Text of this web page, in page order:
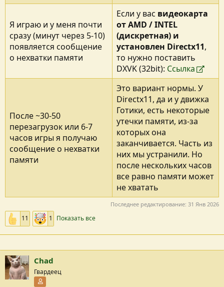
Я играю и у меня почти
сразу (минут через 5-10)
появляется сообщение
о нехватки памяти
Если у вас видеокарта
от AMD / INTEL
(дискретная) и
установлен Directx11,
то нужно поставить
DXVK (32bit): Ссылка
После ~30-50
перезагрузок или 6-7
часов игры я получаю
сообщение о нехватки
памяти
Это вариант нормы. У
Directx11, да и у движка
Готики, есть некоторые
утечки памяти, из-за
которых она
заканчивается. Часть из
них мы устранили. Но
после нескольких часов
все равно памяти может
не хватать
Последнее редактирование: 31 Янв 2026
11 1 Показать все
Chad
Гвардеец